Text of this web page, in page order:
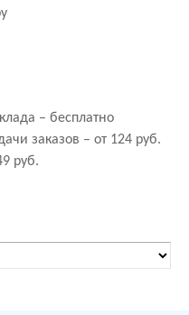
– бесплатно
заказов – от 124 руб.
руб.